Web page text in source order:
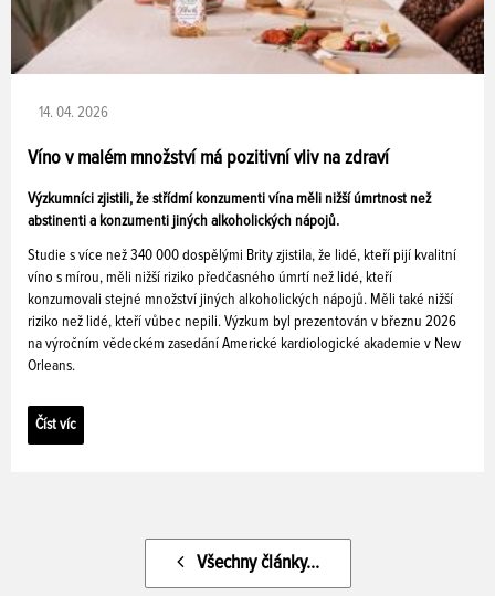
14. 04. 2026
Víno v malém množství má pozitivní vliv na zdraví
Výzkumníci zjistili, že střídmí konzumenti vína měli nižší úmrtnost než
abstinenti a konzumenti jiných alkoholických nápojů.
Studie s více než 340 000 dospělými Brity zjistila, že lidé, kteří pijí kvalitní
víno s mírou, měli nižší riziko předčasného úmrtí než lidé, kteří
konzumovali stejné množství jiných alkoholických nápojů. Měli také nižší
riziko než lidé, kteří vůbec nepili. Výzkum byl prezentován v březnu 2026
na výročním vědeckém zasedání Americké kardiologické akademie v New
Orleans.
Číst víc
Všechny články...